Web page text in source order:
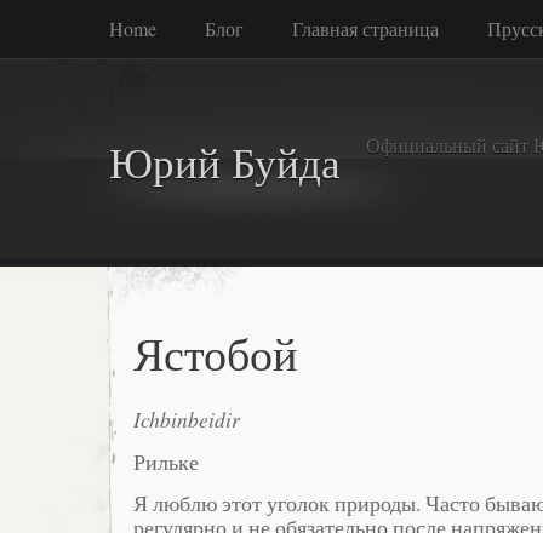
Home Блог Главная страница
Юрий Буйда Официальный сайт
Ястобой
Ichbinbeidir
Рильке
Я люблю этот уголок природы. Часто
регулярно и не обязательно после